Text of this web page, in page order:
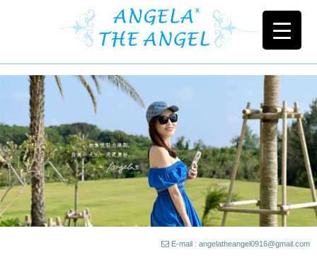
E-mail : angelatheangel0916@gmail.com